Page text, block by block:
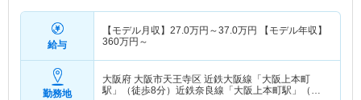
給与
【モデル月収】 27.0万円～37.0万円
【モデル年収】
360万円～
勤務地
大阪府 大阪市天王寺区 近鉄大阪線「大阪上本町
駅」（徒歩8分）近鉄奈良線「大阪上本町駅」（徒